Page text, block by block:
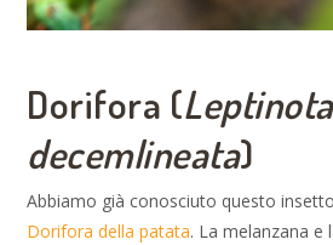
Dorifora (
decemlineata)
Abbiamo già conosciuto questo
Dorifora della patata. La melanzana